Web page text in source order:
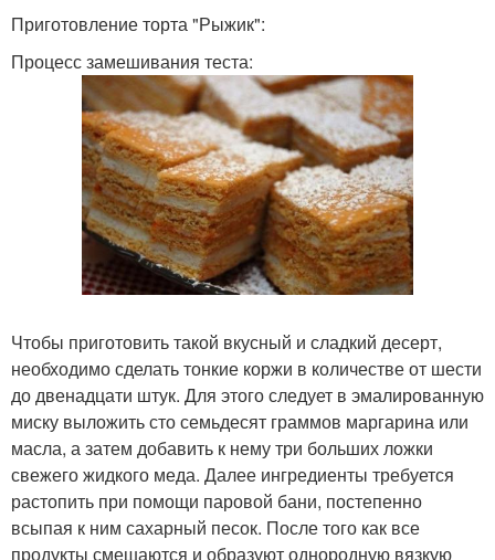
Приготовление торта "Рыжик":
Процесс замешивания теста:
Чтобы приготовить такой вкусный и сладкий десерт,
необходимо сделать тонкие коржи в количестве от шести
до двенадцати штук. Для этого следует в эмалированную
миску выложить сто семьдесят граммов маргарина или
масла, а затем добавить к нему три больших ложки
свежего жидкого меда. Далее ингредиенты требуется
растопить при помощи паровой бани, постепенно
всыпая к ним сахарный песок. После того как все
продукты смешаются и образуют однородную вязкую